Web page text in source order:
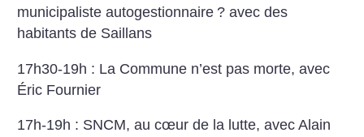
municipaliste autogestionnaire ? avec des
habitants de Saillans
17h30-19h : La Commune n’est pas morte, avec
Éric Fournier
17h-19h : SNCM, au cœur de la lutte, avec Alain